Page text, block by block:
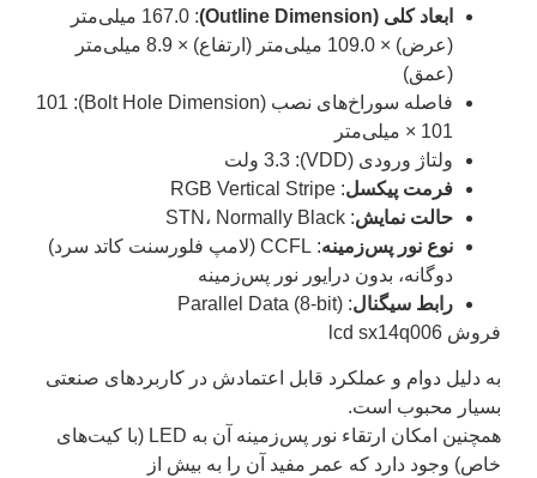
ابعاد کلی (Outline Dimension)
: 167.0 میلی‌متر
(عرض) × 109.0 میلی‌متر (ارتفاع) × 8.9 میلی‌متر
(عمق)
فاصله سوراخ‌های نصب (Bolt Hole Dimension)
: 101
× 101 میلی‌متر
ولتاژ ورودی (VDD)
: 3.3 ولت
فرمت پیکسل: RGB Vertical Stripe
حالت نمایش: STN، Normally Black
نوع نور پس‌زمینه
: CCFL (لامپ فلورسنت کاتد سرد)
دوگانه، بدون درایور نور پس‌زمینه
رابط سیگنال: Parallel Data (8-bit)
فروش lcd sx14q006
به دلیل دوام و عملکرد قابل اعتمادش در کاربردهای صنعتی
بسیار محبوب است.
همچنین امکان ارتقاء نور پس‌زمینه آن به LED (با کیت‌های
خاص) وجود دارد که عمر مفید آن را به بیش از